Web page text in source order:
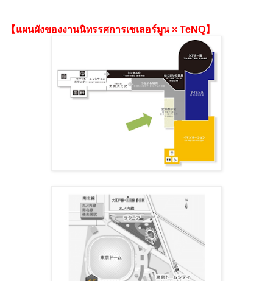
【แผนผังของงานนิทรรศการเซเลอร์มูน × TeNQ】